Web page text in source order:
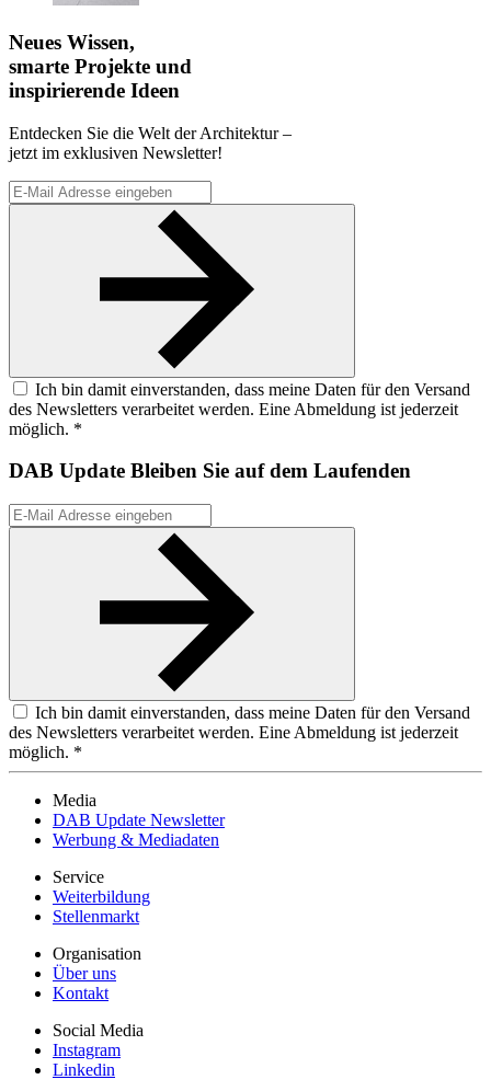
Neues Wissen,
smarte Projekte und
inspirierende Ideen
Entdecken Sie die Welt der Architektur –
jetzt im exklusiven Newsletter!
Ich bin damit einverstanden, dass meine Daten für den Versand
des Newsletters verarbeitet werden. Eine Abmeldung ist jederzeit
möglich. *
DAB Update Bleiben Sie auf dem Laufenden
Ich bin damit einverstanden, dass meine Daten für den Versand
des Newsletters verarbeitet werden. Eine Abmeldung ist jederzeit
möglich. *
Media
DAB Update Newsletter
Werbung & Mediadaten
Service
Weiterbildung
Stellenmarkt
Organisation
Über uns
Kontakt
Social Media
Instagram
Linkedin